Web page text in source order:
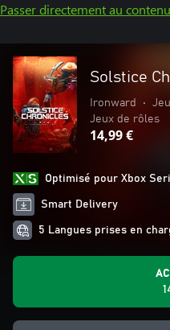
Passer directement au
Solstice
Ironward •
Jeux de rôles
14,99 €
Optimisé pour Xbox
Smart Delivery
5 Langues prises en